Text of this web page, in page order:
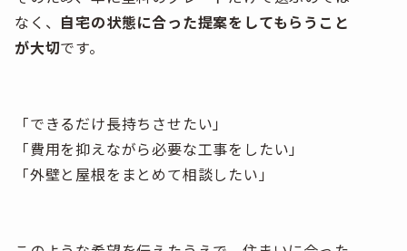
なく、 自宅の状態に合った提案をしてもらうこと
が大切です。
「できるだけ長持ちさせたい」
「費用を抑えながら必要な工事をしたい」
「外壁と屋根をまとめて相談したい」